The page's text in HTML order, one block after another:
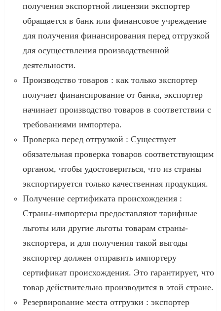
получения экспортной лицензии экспортер
обращается в банк или финансовое учреждение
для получения финансирования перед отгрузкой
для осуществления производственной
деятельности.
Производство товаров : как только экспортер
получает финансирование от банка, экспортер
начинает производство товаров в соответствии с
требованиями импортера.
Проверка перед отгрузкой : Существует
обязательная проверка товаров соответствующим
органом, чтобы удостовериться, что из страны
экспортируется только качественная продукция.
Получение сертификата происхождения :
Страны-импортеры предоставляют тарифные
льготы или другие льготы товарам страны-
экспортера, и для получения такой выгоды
экспортер должен отправить импортеру
сертификат происхождения. Это гарантирует, что
товар действительно производится в этой стране.
Резервирование места отгрузки : экспортер